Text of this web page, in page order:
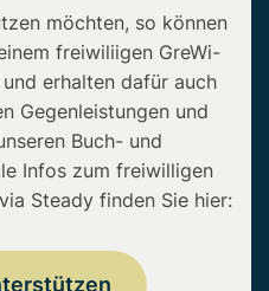
möchten, so können
freiwiliigen GreWi-
erhalten dafür auch
Gegenleistungen und
Buch- und
Infos zum freiwilligen
Steady finden Sie hier: